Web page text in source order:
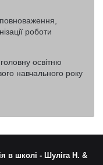
роботи
освітню
навчального року
в школі - Шуліга Н. &